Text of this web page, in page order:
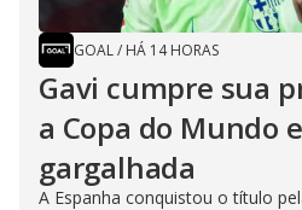
GOAL/ HÁ 14 HORAS
Gavi cumpre sua
a Copa do Mundo
gargalhada
A Espanha conquistou o título